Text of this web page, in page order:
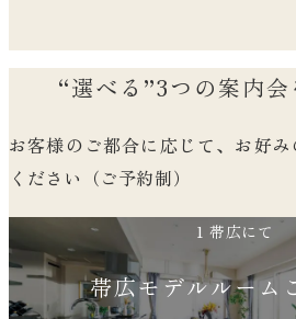
“選べる”3つの案内会
お客様のご都合に応じて、 お好
ください（ご予約制）
1 帯広にて
帯広モデルルーム